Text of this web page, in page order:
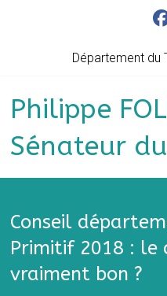
Département du
Philippe
Sénateur
Conseil
Primitif 2018 :
vraiment bon ?